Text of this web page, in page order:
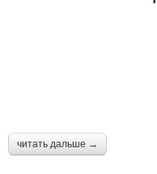
читать дальше →